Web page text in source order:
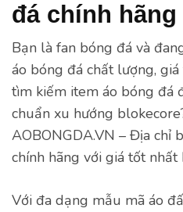
đá chính
Bạn là fan bóng đá và
áo bóng đá chất lượng,
tìm kiếm item áo bóng đá
chuẩn xu hướng
AOBONGDA.VN – Địa chỉ
chính hãng với giá tốt nhất
Với đa dạng mẫu mã áo